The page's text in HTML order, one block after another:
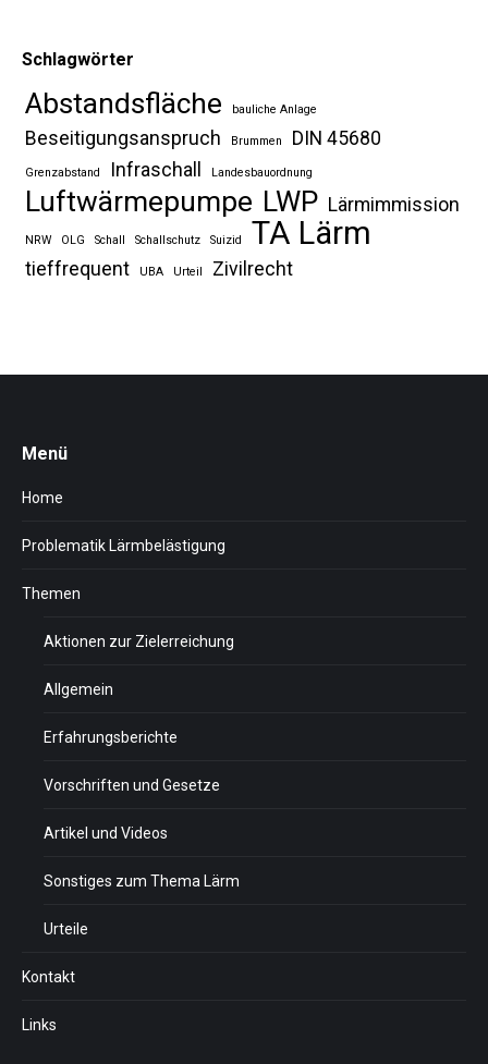
Schlagwörter
Abstandsfläche bauliche Anlage
Beseitigungsanspruch Brummen DIN 45680
Grenzabstand Infraschall Landesbauordnung
Luftwärmepumpe LWP Lärmimmission
NRW OLG Schall Schallschutz Suizid TA Lärm
tieffrequent UBA Urteil Zivilrecht
Menü
Home
Problematik Lärmbelästigung
Themen
Aktionen zur Zielerreichung
Allgemein
Erfahrungsberichte
Vorschriften und Gesetze
Artikel und Videos
Sonstiges zum Thema Lärm
Urteile
Kontakt
Links